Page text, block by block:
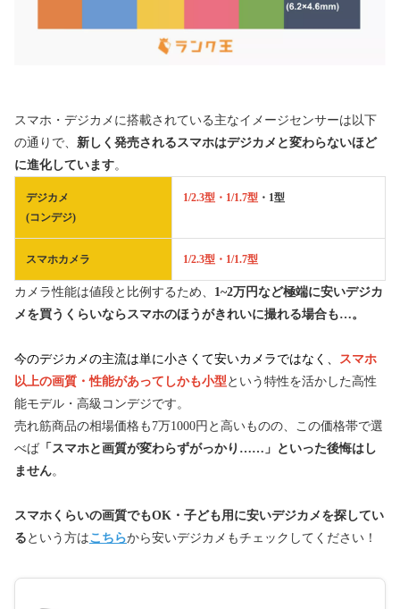
スマホ・デジカメに搭載されている主なイメージセンサーは以下
の通りで、 新しく発売されるスマホはデジカメと変わらないほど
に進化しています。
デジカメ
(コンデジ)
1/2.3型・1/1.7型 ・1型
スマホカメラ 1/2.3型・1/1.7型
カメラ性能は値段と比例するため、 1~2万円など極端に安いデジカ
メを買うくらいならスマホのほうがきれいに撮れる場合も…。
今のデジカメの主流は単に小さくて安いカメラではなく、 スマホ
以上の画質・性能があってしかも小型 という特性を活かした高性
能モデル・高級コンデジです。
売れ筋商品の相場価格も7万1000円と高いものの、この価格帯で選
べば 「スマホと画質が変わらずがっかり……」といった後悔はし
ません。
スマホくらいの画質でもOK・子ども用に安いデジカメを探してい
る という方はこちらから安いデジカメもチェックしてください！